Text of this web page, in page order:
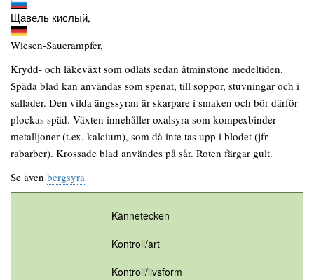
Щавель кислый,
Wiesen-Sauerampfer,
Krydd- och läkeväxt som odlats sedan åtminstone medeltiden.
Späda blad kan användas som spenat, till soppor, stuvningar och i
sallader. Den vilda ängssyran är skarpare i smaken och bör därför
plockas späd. Växten innehåller oxalsyra som kompexbinder
metalljoner (t.ex. kalcium), som då inte tas upp i blodet (jfr
rabarber). Krossade blad användes på sår. Roten färgar gult.
Se även bergsyra
Kännetecken
Kontroll/art
Kontroll/livsform